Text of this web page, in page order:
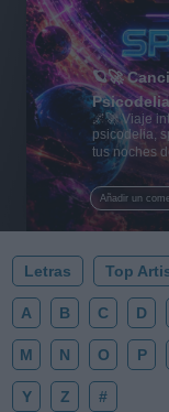
Añadir un
🪐🚀
🌌🚀 Viaje
psicodelia,
tus noches
al
esta
✨⭐
Letras Top
A B C D
M N O P
Y Z #